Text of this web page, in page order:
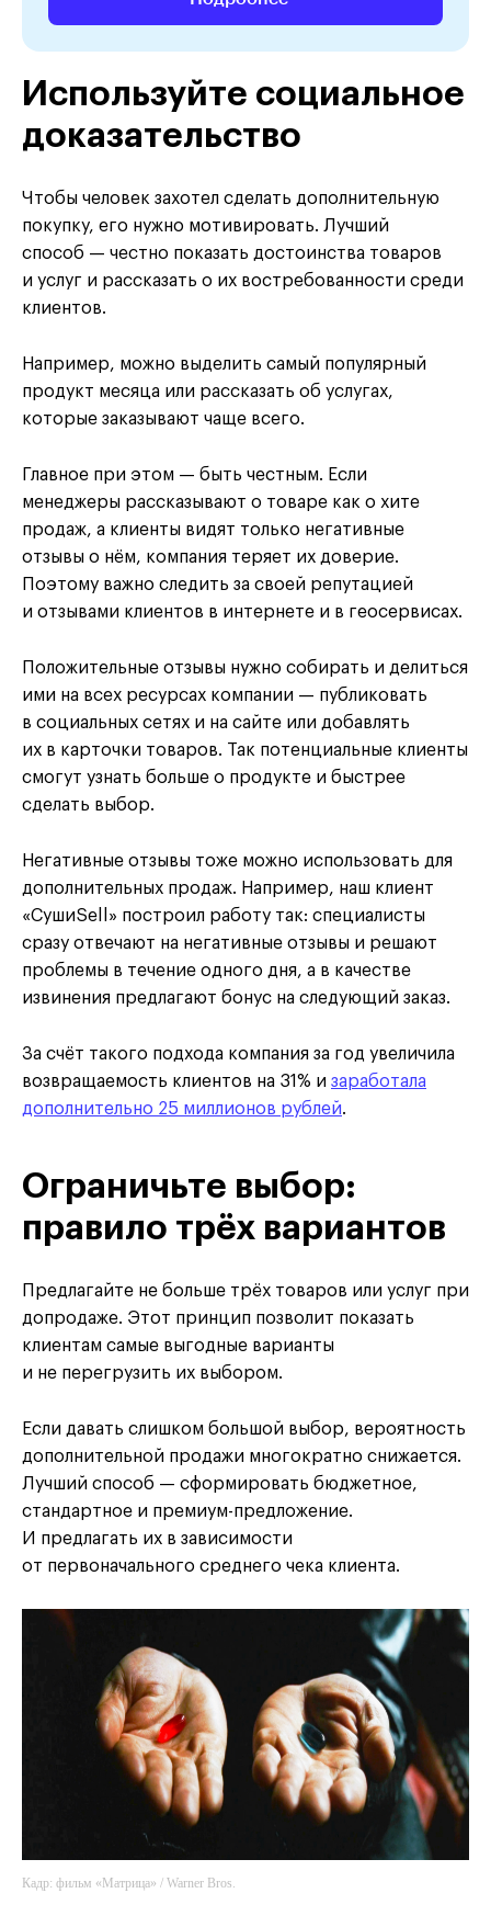
Используйте социальное
доказательство
Чтобы человек захотел сделать дополнительную
покупку, его нужно мотивировать. Лучший
способ — честно показать достоинства товаров
и услуг и рассказать о их востребованности среди
клиентов.
Например, можно выделить самый популярный
продукт месяца или рассказать об услугах,
которые заказывают чаще всего.
Главное при этом — быть честным. Если
менеджеры рассказывают о товаре как о хите
продаж, а клиенты видят только негативные
отзывы о нём, компания теряет их доверие.
Поэтому важно следить за своей репутацией
и отзывами клиентов в интернете и в геосервисах.
Положительные отзывы нужно собирать и делиться
ими на всех ресурсах компании — публиковать
в социальных сетях и на сайте или добавлять
их в карточки товаров. Так потенциальные клиенты
смогут узнать больше о продукте и быстрее
сделать выбор.
Негативные отзывы тоже можно использовать для
дополнительных продаж. Например, наш клиент
«СушиSell» построил работу так: специалисты
сразу отвечают на негативные отзывы и решают
проблемы в течение одного дня, а в качестве
извинения предлагают бонус на следующий заказ.
За счёт такого подхода компания за год увеличила
возвращаемость клиентов на 31% и заработала
дополнительно 25 миллионов рублей.
Ограничьте выбор:
правило трёх вариантов
Предлагайте не больше трёх товаров или услуг при
допродаже. Этот принцип позволит показать
клиентам самые выгодные варианты
и не перегрузить их выбором.
Если давать слишком большой выбор, вероятность
дополнительной продажи многократно снижается.
Лучший способ — сформировать бюджетное,
стандартное и премиум-предложение.
И предлагать их в зависимости
от первоначального среднего чека клиента.
Кадр: фильм «Матрица» / Warner Bros.